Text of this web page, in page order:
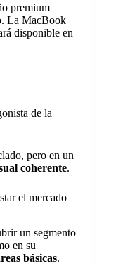
premium
La MacBook
disponible en
de la
pero en un
coherente.
el mercado
un segmento
en su
básicas.